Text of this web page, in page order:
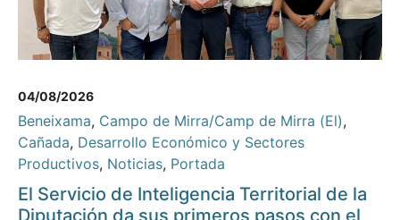
04/08/2026
Beneixama, Campo de Mirra/Camp de Mirra (El),
Cañada, Desarrollo Económico y Sectores
Productivos, Noticias, Portada
El Servicio de Inteligencia Territorial de la